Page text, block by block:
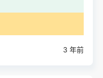
3 年前